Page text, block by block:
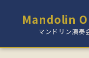
Mandolin
マンドリン演奏